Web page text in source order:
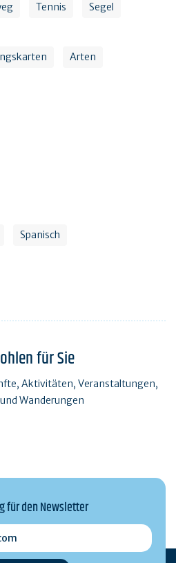
Tennis Segel
Arten
Spanisch
für Sie
Aktivitäten, Veranstaltungen,
Wanderungen
für den Newsletter